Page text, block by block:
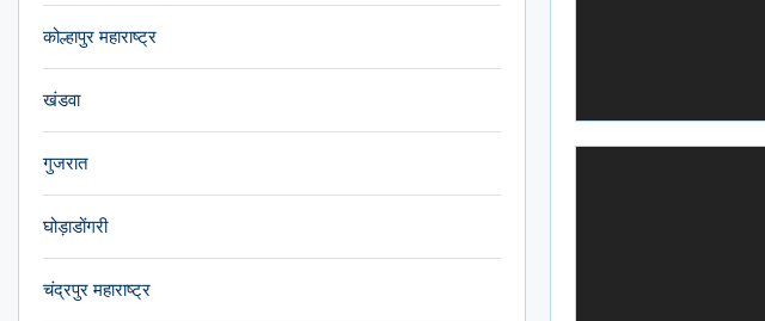
कोल्हापुर महाराष्ट्र
खंडवा
गुजरात
घोड़ाडोंगरी
चंद्रपुर महाराष्ट्र